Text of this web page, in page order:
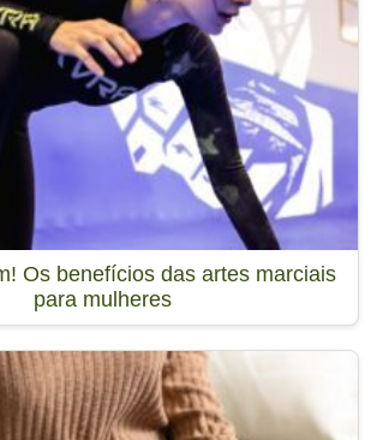
Os benefícios das artes marciais
para mulheres